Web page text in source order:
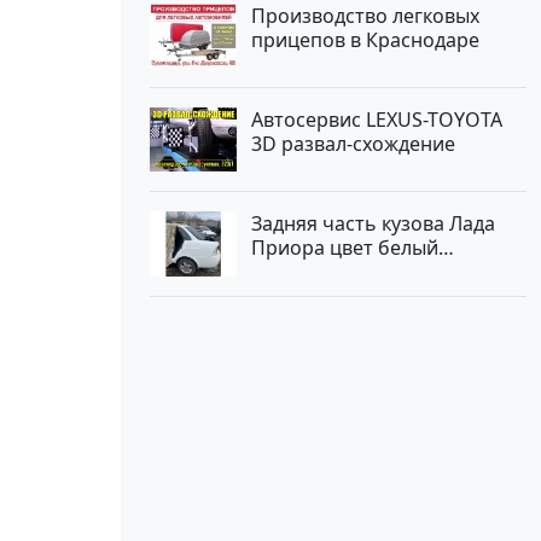
Производство легковых
прицепов в Краснодаре
Автосервис LEXUS-TOYOTA
3D развал-схождение
Задняя часть кузова Лада
Приора цвет белый